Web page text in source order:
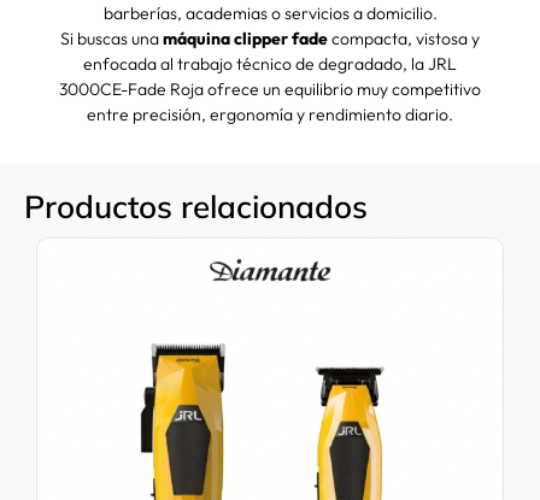
barberías, academias o servicios a domicilio.
Si buscas unamáquina clipper fadecompacta, vistosa y
enfocada al trabajo técnico de degradado, la JRL
3000CE-Fade Roja ofrece un equilibrio muy competitivo
entre precisión, ergonomía y rendimiento diario.
Productos relacionados